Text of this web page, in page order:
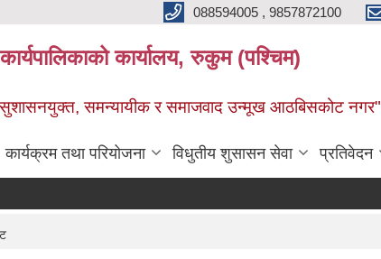
088594005 , 9857872100
कार्यालय, रुकुम (पश्चिम)
समन्यायीक र समाजवाद उन्मूख आठबिसकोट नगर"
कार्यक्रम तथा परियोजना विधुतीय शुसासन सेवा प्रतिवेदन